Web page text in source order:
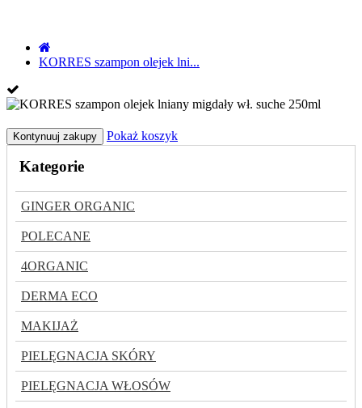
KORRES szampon olejek lni...
Kontynuuj zakupy Pokaż koszyk
Kategorie
GINGER ORGANIC
POLECANE
4ORGANIC
DERMA ECO
MAKIJAŻ
PIELĘGNACJA SKÓRY
PIELĘGNACJA WŁOSÓW